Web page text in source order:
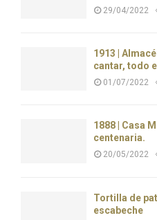
29/04/2022
1913 |
cantar, todo
01/07/2022
1888 | Casa
centenaria.
20/05/2022
Tortilla de
escabeche